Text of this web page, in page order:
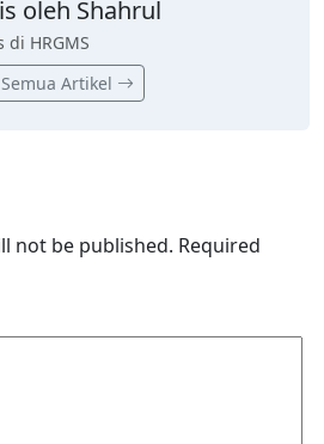
oleh Shahrul
di HRGMS
Artikel
not be published. Required